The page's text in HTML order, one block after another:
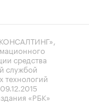
средства
службой
технологий
«РБК»